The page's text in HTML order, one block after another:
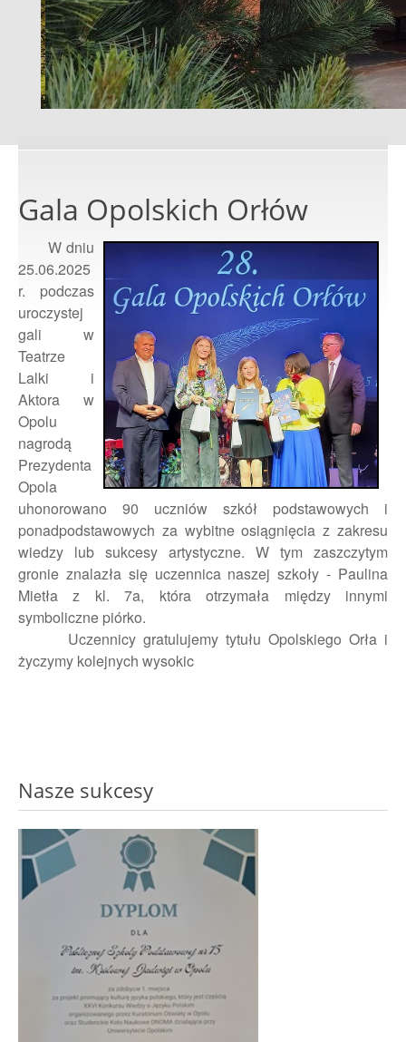
Gala Opolskich Orłów
W dniu
25.06.2025
r. podczas
uroczystej
gali w
Teatrze
Lalki i
Aktora w
Opolu
nagrodą
Prezydenta
Opola
uhonorowano 90 uczniów szkół podstawowych i
ponadpodstawowych za wybitne osiągnięcia z zakresu
wiedzy lub sukcesy artystyczne. W tym zaszczytym
gronie znalazła się uczennica naszej szkoły - Paulina
Mietła z kl. 7a, która otrzymała między innymi
symboliczne piórko.
Uczennicy gratulujemy tytułu Opolskiego Orła i
życzymy kolejnych wysokic
Nasze sukcesy